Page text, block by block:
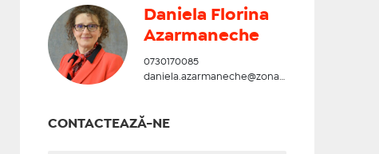
Daniela Florina
Azarmaneche
0730170085
CONTACTEAZĂ-NE